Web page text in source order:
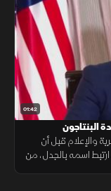
01:42
البنتاجون
والإعلام قبل أن
اسمه بالجدل، من